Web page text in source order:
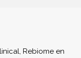
Rebiome en